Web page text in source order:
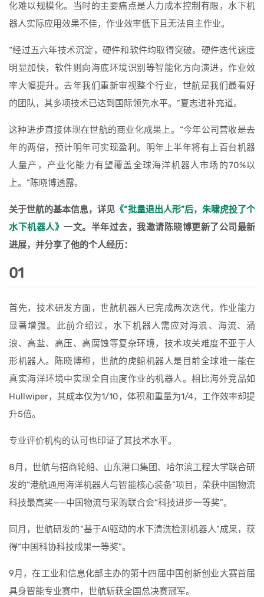
化难以规模化。当时的主要痛点是人力成本控制有限，水下机
器人实际应用效果不佳，作业效率低下且无法自主作业。
“经过五六年技术沉淀，硬件和软件均取得突破。硬件迭代速度
明显加快，软件则向海底环境识别等智能化方向演进，作业效
率大幅提升。去年我们重新审视整个行业，世航是我们最看好
的团队，其多项技术已达到国际领先水平。”夏志进补充道。
这种进步直接体现在世航的商业化成果上。“今年公司营收是去
年的两倍，预计明年可实现盈利。明年上半年将有上百台机器
人量产，产业化能力有望覆盖全球海洋机器人市场的70%以
上。”陈晓博透露。
关于世航的基本信息，详见 《“批量退出人形”后，朱啸虎投了个
水下机器人》 一文。半年过去，我邀请陈晓博更新了公司最新
进展，并分享了他的个人经历：
01
首先，技术研发方面，世航机器人已完成两次迭代，作业能力
显著增强。此前介绍过，水下机器人需应对海浪、海流、涌
浪、高盐、高压、高腐蚀等复杂环境，技术攻关难度不亚于人
形机器人。陈晓博称，世航的虎鲸机器人是目前全球唯一能在
真实海洋环境中实现全自由度作业的机器人。相比海外竞品如
Hullwiper，其成本仅为1/10，体积和重量为1/4，工作效率却提
升5倍。
专业评价机构的认可也印证了其技术水平。
8月，世航与招商轮船、山东港口集团、哈尔滨工程大学联合研
发的“港航通用海洋机器人与智能核心装备”项目，荣获中国物流
科技最高奖——中国物流与采购联合会“科技进步一等奖”。
同月，世航研发的“基于AI驱动的水下清洗检测机器人”成果，获
得“中国科协科技成果一等奖”。
9月，在工业和信息化部主办的第十四届中国创新创业大赛首届
具身智能专业赛中，世航斩获全国总决赛冠军。